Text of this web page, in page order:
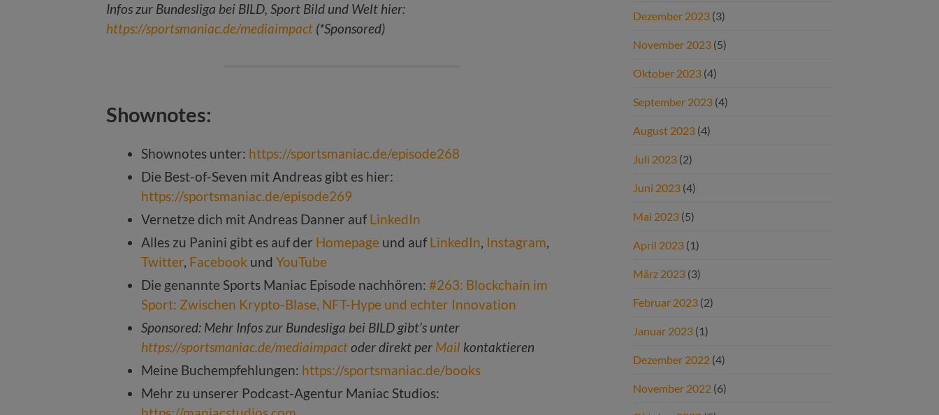
Infos zur Bundesliga bei BILD, Sport Bild und Welt hier:
https://sportsmaniac.de/mediaimpact (*Sponsored)
Shownotes:
Shownotes unter: https://sportsmaniac.de/episode268
Die Best-of-Seven mit Andreas gibt es hier:
https://sportsmaniac.de/episode269
Vernetze dich mit Andreas Danner auf LinkedIn
Alles zu Panini gibt es auf der Homepage und auf LinkedIn, Instagram,
Twitter, Facebook und YouTube
Die genannte Sports Maniac Episode nachhören: #263: Blockchain im
Sport: Zwischen Krypto-Blase, NFT-Hype und echter Innovation
Sponsored: Mehr Infos zur Bundesliga bei BILD gibt’s unter
https://sportsmaniac.de/mediaimpactoder direkt per Mail kontaktieren
Meine Buchempfehlungen: https://sportsmaniac.de/books
Mehr zu unserer Podcast-Agentur Maniac Studios:
Dezember 2023 (3)
November 2023 (5)
Oktober 2023 (4)
September 2023 (4)
August 2023 (4)
Juli 2023 (2)
Juni 2023 (4)
Mai 2023 (5)
April 2023 (1)
März 2023 (3)
Februar 2023 (2)
Januar 2023 (1)
Dezember 2022 (4)
November 2022 (6)